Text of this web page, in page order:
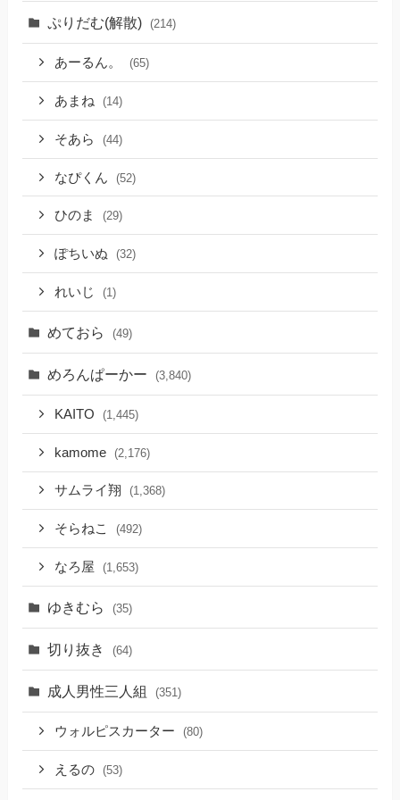
ぷりだむ(解散) (214)
あーるん。 (65)
あまね (14)
そあら (44)
なぴくん (52)
ひのま (29)
ぽちいぬ (32)
れいじ (1)
めておら (49)
めろんぱーかー (3,840)
KAITO (1,445)
kamome (2,176)
サムライ翔 (1,368)
そらねこ (492)
なろ屋 (1,653)
ゆきむら (35)
切り抜き (64)
成人男性三人組 (351)
ウォルピスカーター (80)
えるの (53)